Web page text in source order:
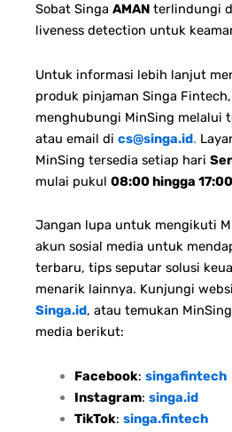
Sobat Singa AMAN terlindungi
liveness detection untuk
Untuk informasi lebih lanjut
produk pinjaman Singa
menghubungi MinSing melalui
atau email di cs@singa.id.
MinSing tersedia setiap hari
mulai pukul 08:00 hingga
Jangan lupa untuk mengikuti
akun sosial media untuk
terbaru, tips seputar solusi
menarik lainnya. Kunjungi
Singa.id, atau temukan
media berikut:
Facebook: singafintech
Instagram: singa.id
TikTok: singa.fintech